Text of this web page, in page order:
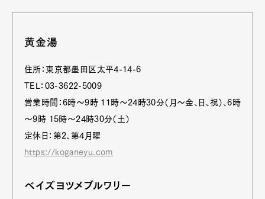
黄金湯
住所：東京都墨田区太平4-14-6
TEL：03-3622-5009
営業時間：6時～9時 11時～24時30分（月～金、日、祝）、6時
～9時 15時～24時30分（土）
定休日：第2、第4月曜
https://koganeyu.com
ベイズヨツメブルワリー